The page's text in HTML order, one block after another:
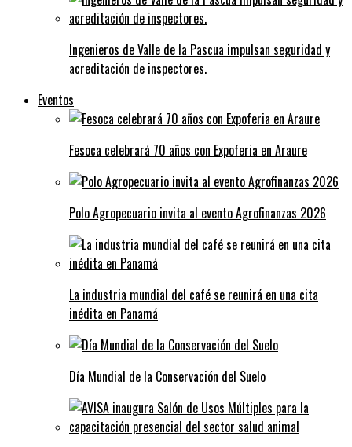
Ingenieros de Valle de la Pascua impulsan seguridad y
acreditación de inspectores.
Eventos
Fesoca celebrará 70 años con Expoferia en Araure
Polo Agropecuario invita al evento Agrofinanzas 2026
La industria mundial del café se reunirá en una cita
inédita en Panamá
Día Mundial de la Conservación del Suelo